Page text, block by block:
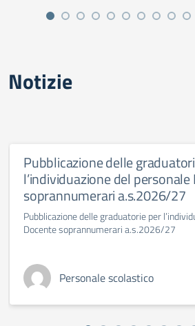
Notizie
Pubblicazione delle
l’individuazione del
soprannumerari a.s.2026/27
Pubblicazione delle graduatorie per
Docente soprannumerari a.s.2026/27
Personale scolastico